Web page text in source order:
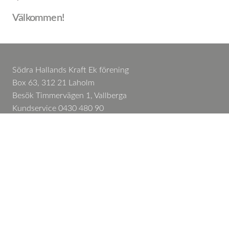
Välkommen!
Södra Hallands Kraft Ek förening
Box 63, 312 21 Laholm
Besök Timmervägen 1, Vallberga
Kundservice 0430 480 90